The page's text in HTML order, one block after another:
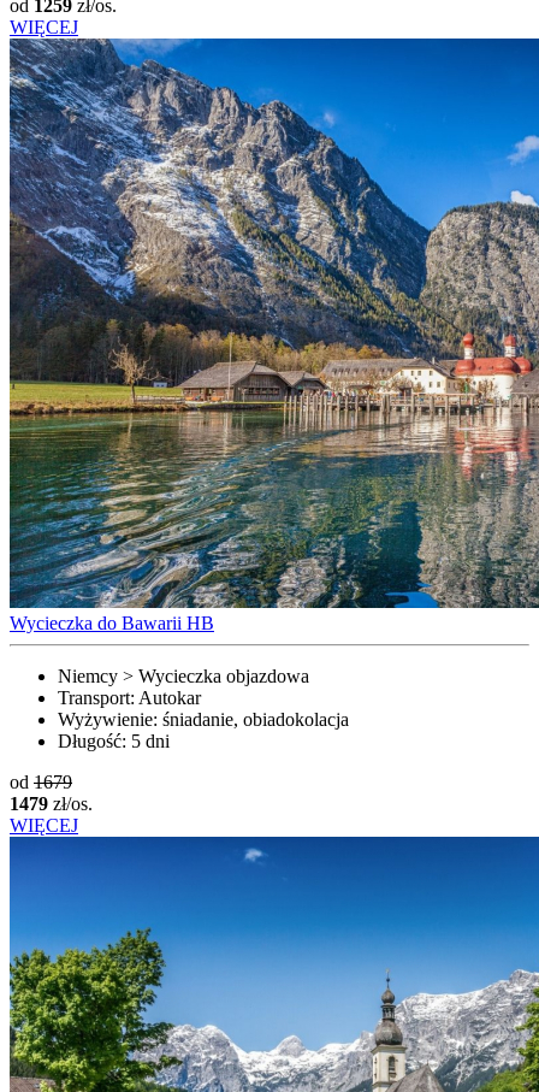
od 1259 zł/os.
WIĘCEJ
Wycieczka do Bawarii HB
Niemcy > Wycieczka objazdowa
Transport: Autokar
Wyżywienie: śniadanie, obiadokolacja
Długość: 5 dni
od 1679
1479 zł/os.
WIĘCEJ